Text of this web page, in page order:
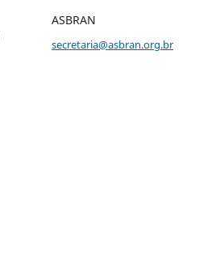
ASBRAN
secretaria@asbran.org.br